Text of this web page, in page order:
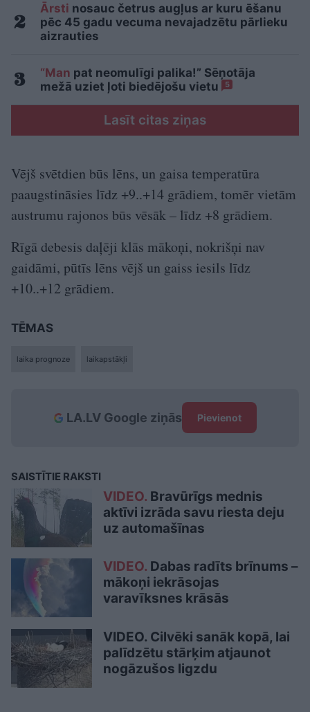
Ārsti nosauc četrus augļus ar kuru ēšanu
pēc 45 gadu vecuma nevajadzētu pārlieku
aizrauties
“Man pat neomulīgi palika!” Sēņotāja
mežā uziet ļoti biedējošu vietu
5
Lasīt citas ziņas
Vējš svētdien būs lēns, un gaisa temperatūra
paaugstināsies līdz +9..+14 grādiem, tomēr vietām
austrumu rajonos būs vēsāk – līdz +8 grādiem.
Rīgā debesis daļēji klās mākoņi, nokrišņi nav
gaidāmi, pūtīs lēns vējš un gaiss iesils līdz
+10..+12 grādiem.
TĒMAS
laika prognoze laikapstākļi
LA.LV Google ziņās Pievienot
SAISTĪTIE RAKSTI
VIDEO. Bravūrīgs mednis
aktīvi izrāda savu riesta deju
uz automašīnas
VIDEO. Dabas radīts brīnums –
mākoņi iekrāsojas
varavīksnes krāsās
VIDEO. Cilvēki sanāk kopā, lai
palīdzētu stārķim atjaunot
nogāzušos ligzdu